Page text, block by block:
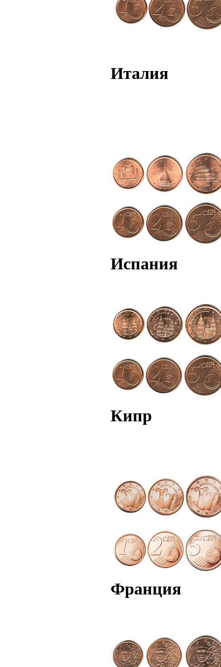
Италия
Испания
Кипр
Франция